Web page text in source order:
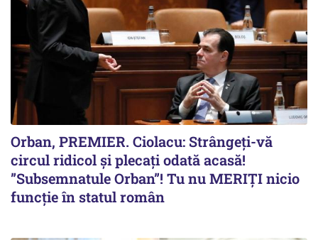
Orban, PREMIER. Ciolacu: Strângeți-vă
circul ridicol și plecați odată acasă!
”Subsemnatule Orban”! Tu nu MERIȚI nicio
funcție în statul român